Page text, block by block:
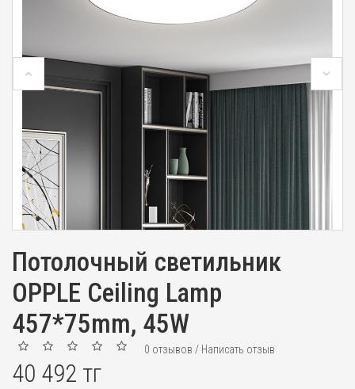
Потолочный светильник
OPPLE Ceiling Lamp
457*75mm, 45W
0 отзывов / Написать отзыв
40 492 тг